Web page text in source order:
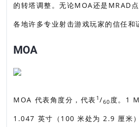
的转塔调整。无论MOA还是MRAD
各地许多专业射击游戏玩家的信任和
MOA
MOA 代表角度分，代表 1 /60 度。1
1.047 英寸（100 米处为 2.9 厘米